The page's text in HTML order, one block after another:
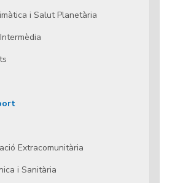
i Salut Planetària
Extracomunitària
i Sanitària